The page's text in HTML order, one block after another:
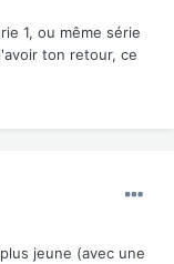
1, ou même série
ton retour, ce
jeune (avec une